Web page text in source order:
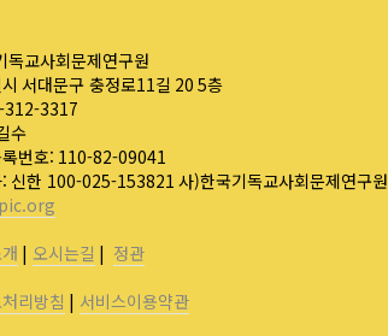
독교사회문제연구원
서대문구 충정로11길 20 5층
312-3317
수
번호: 110-82-09041
신한 100-025-153821 사)한국기독교사회문제연구원
| 오시는길 | 정관
리방침 | 서비스이용약관